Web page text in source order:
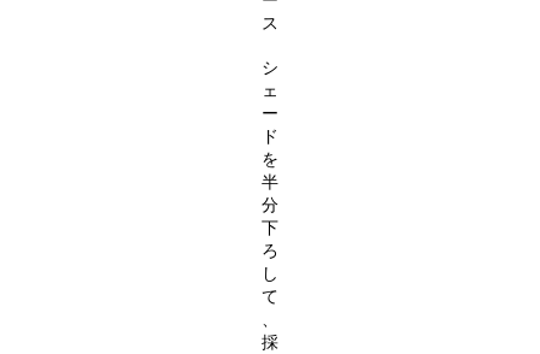
ス
シ
ェ
ー
ド
を
半
分
下
ろ
し
て
、
採